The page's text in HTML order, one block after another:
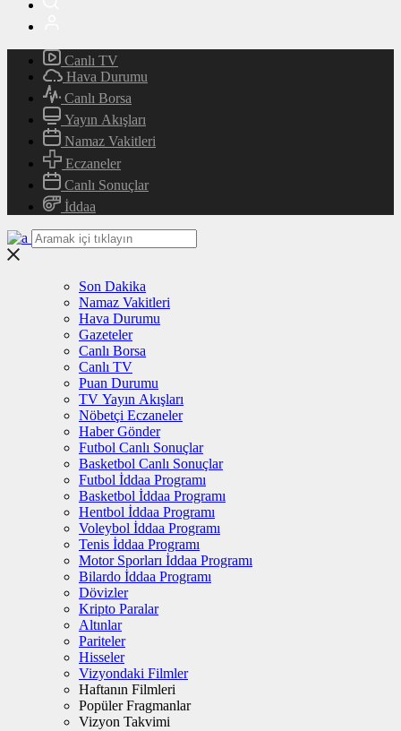
Canlı TV
Hava Durumu
Canlı Borsa
Yayın Akışları
Namaz Vakitleri
Eczaneler
Canlı Sonuçlar
İddaa
Son Dakika
Namaz Vakitleri
Hava Durumu
Gazeteler
Canlı Borsa
Canlı TV
Puan Durumu
TV Yayın Akışları
Nöbetçi Eczaneler
Haber Gönder
Futbol Canlı Sonuçlar
Basketbol Canlı Sonuçlar
Futbol İddaa Programı
Basketbol İddaa Programı
Hentbol İddaa Programı
Voleybol İddaa Programı
Tenis İddaa Programı
Motor Sporları İddaa Programı
Bilardo İddaa Programı
Dövizler
Kripto Paralar
Altınlar
Pariteler
Hisseler
Vizyondaki Filmler
Haftanın Filmleri
Popüler Fragmanlar
Vizyon Takvimi